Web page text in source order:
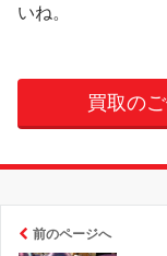
いね。
買取の
前のページへ